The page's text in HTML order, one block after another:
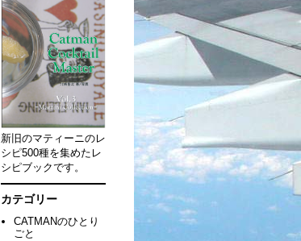
新旧のマティーニのレ
シピ500種を集めたレ
シピブックです。
カテゴリー
CATMANのひとり
ごと